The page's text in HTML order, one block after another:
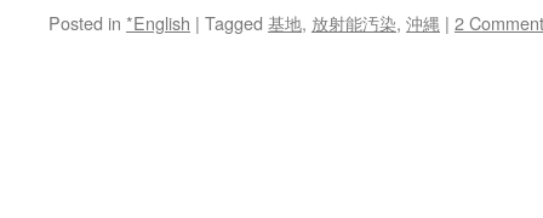
Posted in *English | Tagged 基地, 放射能汚染, 沖縄 | 2